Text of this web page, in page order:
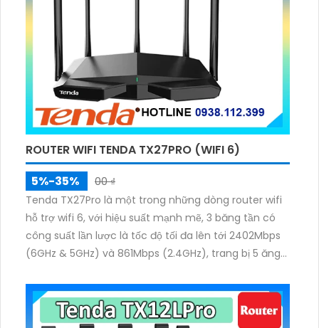
ROUTER WIFI TENDA TX27PRO (WIFI 6)
5%-35%
00 ₫
Tenda TX27Pro là một trong những dòng router wifi
hỗ trợ wifi 6, với hiệu suất mạnh mẽ, 3 băng tần có
công suất lần lược là tốc độ tối đa lên tới 2402Mbps
(6GHz & 5GHz) và 861Mbps (2.4GHz), trang bị 5 ăng-
tượng